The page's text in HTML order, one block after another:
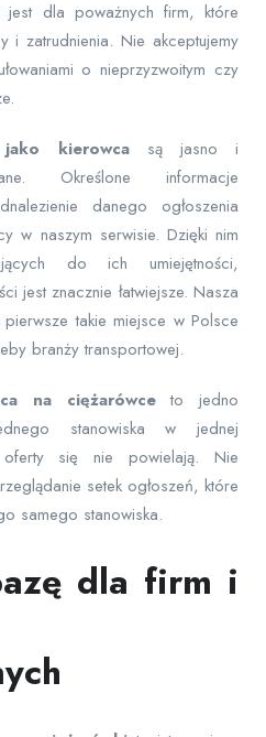
jest dla poważnych firm, które
i zatrudnienia. Nie akceptujemy
o nieprzyzwoitym czy
kierowcasą jasno i
Określone informacje
danego ogłoszenia
w naszym serwisie. Dzięki nim
do ich umiejętności,
jest znacznie łatwiejsze. Nasza
takie miejsce w Polsce
branży transportowej.
na ciężarówceto jedno
stanowiska w jednej
się nie powielają. Nie
setek ogłoszeń, które
samego stanowiska.
dla firm i